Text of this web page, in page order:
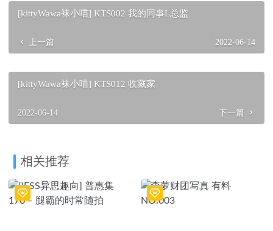
[kittyWawa袜小喵] KTS002 我的同事L总监
上一篇 2022-06-14
[kittyWawa袜小喵] KTS012 收藏家
2022-06-14 下一篇
相关推荐